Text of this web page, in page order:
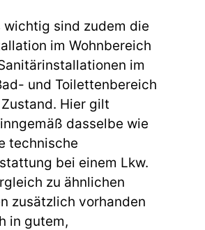
wichtig sind zudem die
im Wohnbereich
im
und Toilettenbereich
Hier gilt
dasselbe wie
technische
bei einem Lkw.
zu ähnlichen
zusätzlich vorhanden
in gutem,